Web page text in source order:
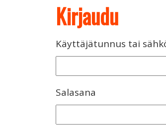
Kirjaudu
Käyttäjätunnus tai
Salasana